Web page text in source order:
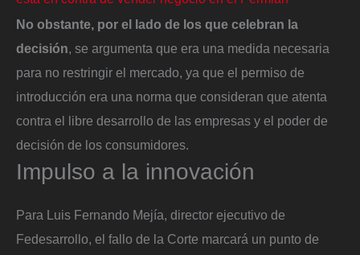
No obstante, por el lado de los que celebran la
decisión, se argumenta que era una medida necesaria
para no restringir el mercado, ya que el permiso de
introducción era una norma que consideran que atenta
contra el libre desarrollo de las empresas y el poder de
decisión de los consumidores.
Impulso a la innovación
Para Luis Fernando Mejía, director ejecutivo de
Fedesarrollo, el fallo de la Corte marcará un punto de